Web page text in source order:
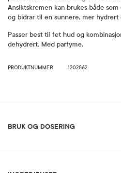
Ansiktskremen kan brukes både
og bidrar til en sunnere, mer hydrert
Passer best til fet hud og
dehydrert. Med parfyme.
PRODUKTNUMMER 1202862
BRUK OG DOSERING